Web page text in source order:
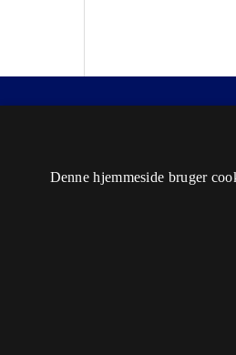
Nordisk
ISSN 2446-3051
Denne hjemmeside bruger